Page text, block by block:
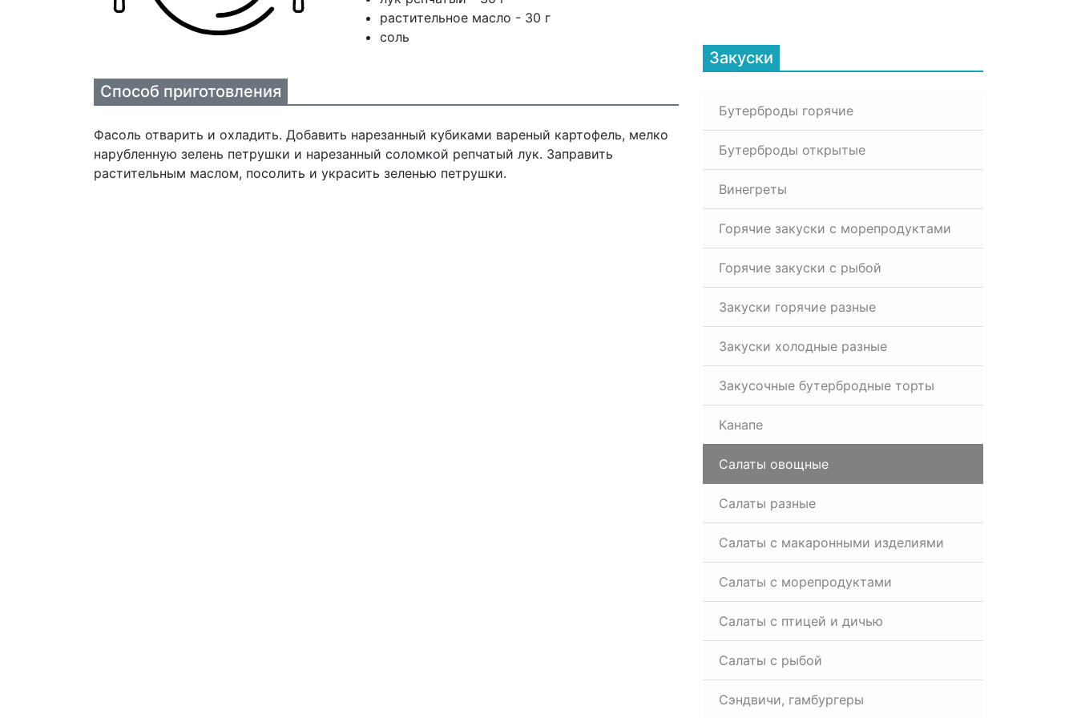
растительное масло - 30 г
соль
Способ приготовления
Фасоль отварить и охладить. Добавить нарезанный кубиками вареный картофель, мелко
нарубленную зелень петрушки и нарезанный соломкой репчатый лук. Заправить
растительным маслом, посолить и украсить зеленью петрушки.
Закуски
Бутерброды горячие
Бутерброды открытые
Винегреты
Горячие закуски с морепродуктами
Горячие закуски с рыбой
Закуски горячие разные
Закуски холодные разные
Закусочные бутербродные торты
Канапе
Салаты овощные
Салаты разные
Салаты с макаронными изделиями
Салаты с морепродуктами
Салаты с птицей и дичью
Салаты с рыбой
Сэндвичи, гамбургеры